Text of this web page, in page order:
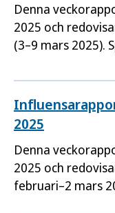
Denna
2025 och
(3–9 mars 2025).
2025
Denna
2025 och
februari–2 mars